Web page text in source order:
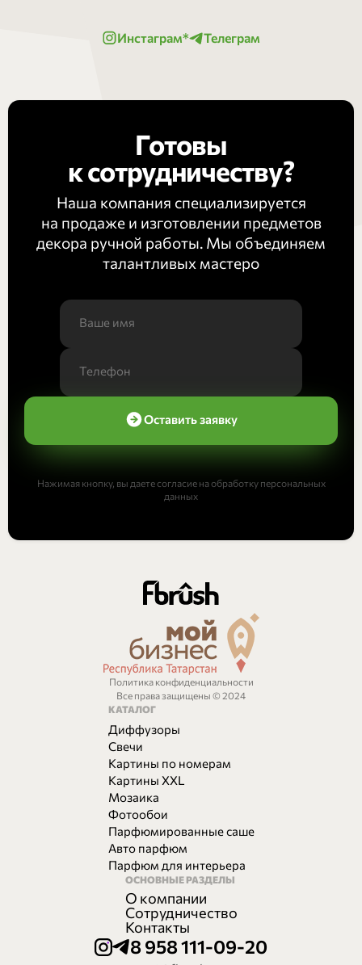
Инстаграм* Телеграм
Готовы
к сотрудничеству?
Наша компания специализируется
на продаже и изготовлении предметов
декора ручной работы. Мы объединяем
талантливых мастеро
Оставить заявку
Нажимая кнопку, вы даете согласие на обработку персональных
данных
Политика конфиденциальности
Все права защищены © 2024
КАТАЛОГ
Диффузоры
Свечи
Картины по номерам
Картины XXL
Мозаика
Фотообои
Парфюмированные саше
Авто парфюм
Парфюм для интерьера
ОСНОВНЫЕ РАЗДЕЛЫ
О компании
Сотрудничество
Контакты
8 958 111-09-20